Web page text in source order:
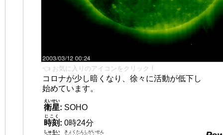
👈 お気に入りのアイコンをクリック！
コロナが少し暗くなり、徐々に活動が低下し
始めています。
衛星
えいせい
: SOHO
時刻
じこく
: 0時24分
しゅるい きょくたんしがいせん